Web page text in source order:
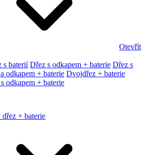
Otevřít
s baterií Dřez s odkapem + baterie Dřez s
odkapem + baterie Dvojdřez + baterie
odkapem + baterie
+ baterie